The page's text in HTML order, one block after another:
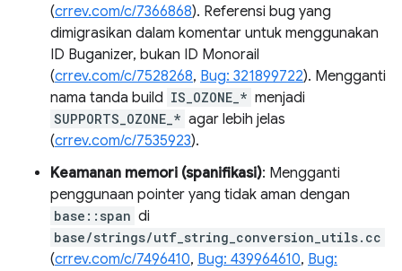
(crrev.com/c/7366868). Referensi bug yang
dimigrasikan dalam komentar untuk menggunakan
ID Buganizer, bukan ID Monorail
(crrev.com/c/7528268, Bug: 321899722). Mengganti
nama tanda build IS_OZONE_* menjadi
SUPPORTS_OZONE_* agar lebih jelas
(crrev.com/c/7535923).
Keamanan memori (spanifikasi): Mengganti
penggunaan pointer yang tidak aman dengan
base::span di
base/strings/utf_string_conversion_utils.cc
(crrev.com/c/7496410, Bug: 439964610, Bug: